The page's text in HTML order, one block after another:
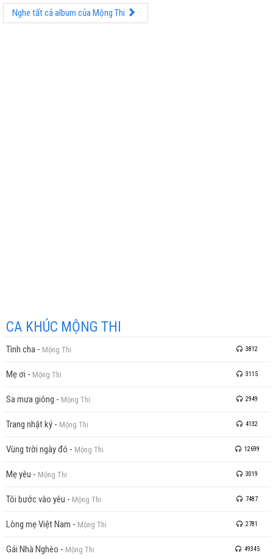
Mẹ ơi,
Mẹ ở trên trời
Nghe tất cả album của Mộng Thi
CA KHÚC MỘNG THI
Tình cha - Mộng Thi 3812
Mẹ ơi - Mộng Thi 3115
Sa mưa giông - Mộng Thi 2949
Trang nhật ký - Mộng Thi 4132
Vùng trời ngày đó - Mộng Thi 12699
Mẹ yêu - Mộng Thi 3019
Tôi bước vào yêu - Mộng Thi 7487
Lòng mẹ Việt Nam - Mộng Thi 2781
Gái Nhà Nghèo - Mộng Thi 49345